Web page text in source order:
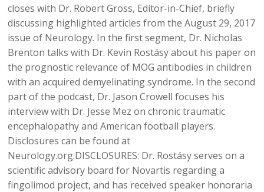
closes with Dr. Robert Gross, Editor-in-Chief, briefly
discussing highlighted articles from the August 29, 2017
issue of Neurology. In the first segment, Dr. Nicholas
Brenton talks with Dr. Kevin Rostásy about his paper on
the prognostic relevance of MOG antibodies in children
with an acquired demyelinating syndrome. In the second
part of the podcast, Dr. Jason Crowell focuses his
interview with Dr. Jesse Mez on chronic traumatic
encephalopathy and American football players.
Disclosures can be found at
Neurology.org.DISCLOSURES: Dr. Rostásy serves on a
scientific advisory board for Novartis regarding a
fingolimod project, and has received speaker honoraria